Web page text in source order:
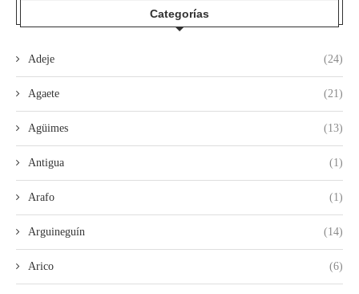
Categorías
Adeje (24)
Agaete (21)
Agüimes (13)
Antigua (1)
Arafo (1)
Arguineguín (14)
Arico (6)